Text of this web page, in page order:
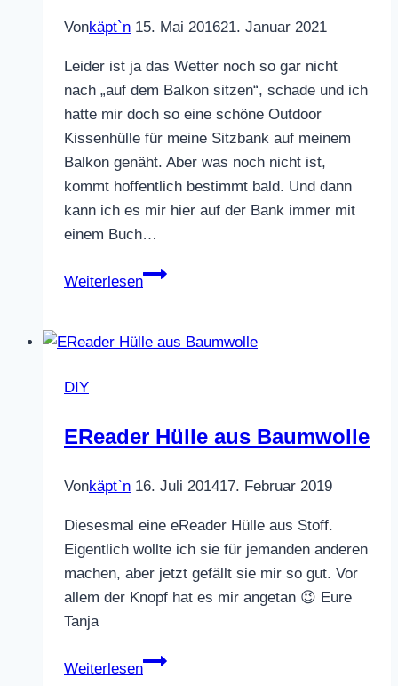
Vonkäpt`n 15. Mai 201621. Januar 2021
Leider ist ja das Wetter noch so gar nicht
nach „auf dem Balkon sitzen“, schade und ich
hatte mir doch so eine schöne Outdoor
Kissenhülle für meine Sitzbank auf meinem
Balkon genäht. Aber was noch nicht ist,
kommt hoffentlich bestimmt bald. Und dann
kann ich es mir hier auf der Bank immer mit
einem Buch…
Weiterlesen
Outdoor
DIY
EReader Hülle aus Baumwolle
Vonkäpt`n 16. Juli 201417. Februar 2019
Diesesmal eine eReader Hülle aus Stoff.
Eigentlich wollte ich sie für jemanden anderen
machen, aber jetzt gefällt sie mir so gut. Vor
allem der Knopf hat es mir angetan 😉 Eure
Tanja
Weiterlesen
EReader